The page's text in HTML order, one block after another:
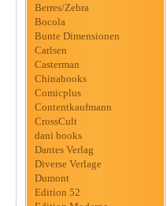
Berres/Zebra
Bocola
Bunte Dimensionen
Carlsen
Casterman
Chinabooks
Comicplus
Contentkaufmann
CrossCult
dani books
Dantes Verlag
Diverse Verlage
Dumont
Edition 52